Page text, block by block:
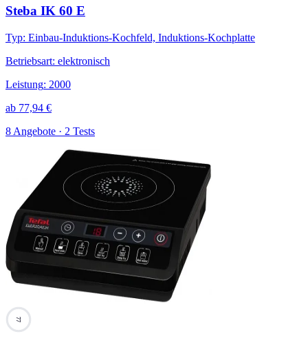
Steba IK 60 E
Typ: Einbau-Induktions-Kochfeld, Induktions-Kochplatte
Betriebsart: elektronisch
Leistung: 2000
ab 77,94 €
8 Angebote · 2 Tests
77